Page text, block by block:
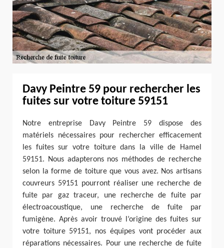
Davy Peintre 59 pour rechercher les
fuites sur votre toiture 59151
Notre entreprise Davy Peintre 59 dispose des
matériels nécessaires pour rechercher efficacement
les fuites sur votre toiture dans la ville de Hamel
59151. Nous adapterons nos méthodes de recherche
selon la forme de toiture que vous avez. Nos artisans
couvreurs 59151 pourront réaliser une recherche de
fuite par gaz traceur, une recherche de fuite par
électroacoustique, une recherche de fuite par
fumigène. Après avoir trouvé l’origine des fuites sur
votre toiture 59151, nos équipes vont procéder aux
réparations nécessaires. Pour une recherche de fuite